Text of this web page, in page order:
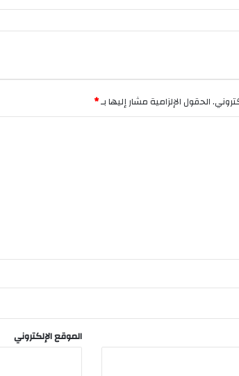
الحقول الإلزامية مشار إليها بـ*
الموقع الإلكتروني